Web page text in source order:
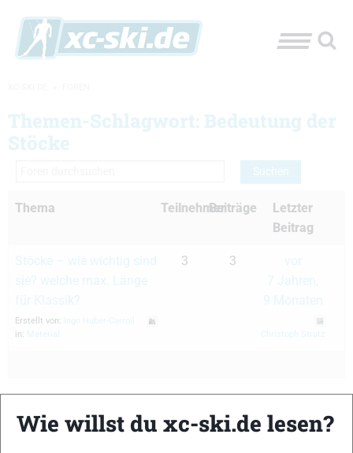
Themen-Schlagwort: Bedeutung der
Stöcke
Thema TeilnehmerBeiträge
Letzter
Beitrag
Erstellt von:
in:
3 3
xc-ski.de ist DAS deutschsprachige Portal mit aktuellen
Wie willst du xc-ski.de lesen?